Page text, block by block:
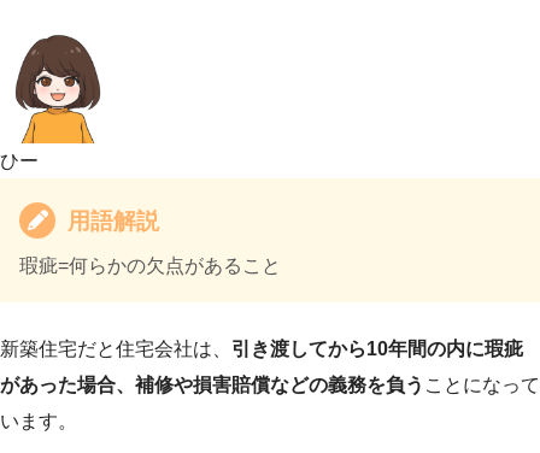
ひー
用語解説
瑕疵=何らかの欠点があること
新築住宅だと住宅会社は、 引き渡してから10年間の内に瑕疵
があった場合、補修や損害賠償などの義務を負う ことになって
います。